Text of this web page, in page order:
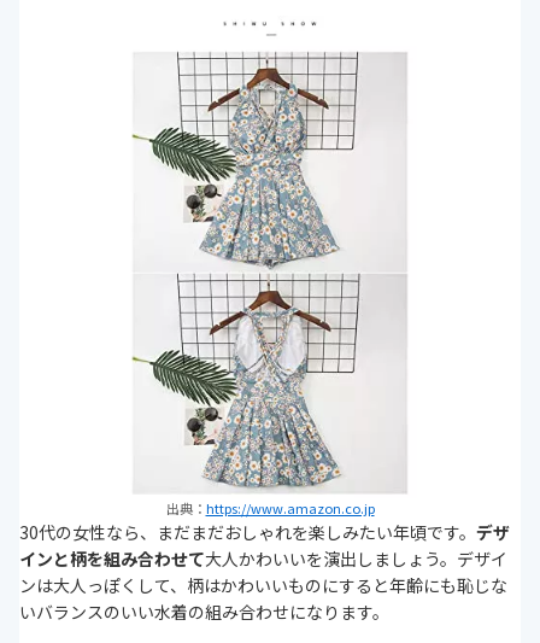
出典： https://www.amazon.co.jp
30代の女性なら、まだまだおしゃれを楽しみたい年頃です。 デザ
インと柄を組み合わせて大人かわいいを演出しましょう。デザイ
ンは大人っぽくして、柄はかわいいものにすると年齢にも恥じな
いバランスのいい水着の組み合わせになります。